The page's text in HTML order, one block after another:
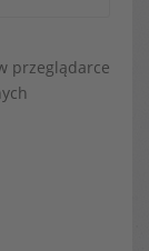
przeglądarce